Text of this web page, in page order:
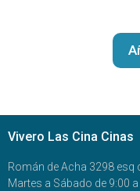
Vivero Las Cina Cinas
Román de Acha 3298
Martes a Sábado de 9:00